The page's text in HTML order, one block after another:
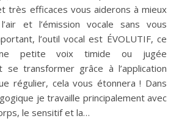
très efficaces vous aiderons à mieux
et l’émission vocale sans vous
l’outil vocal est ÉVOLUTIF, ce
petite voix timide ou jugée
se transformer grâce à l’application
régulier, cela vous étonnera ! Dans
je travaille principalement avec
le sensitif et la…